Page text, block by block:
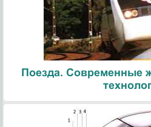
Поезда. Современные